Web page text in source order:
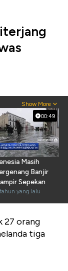
Show More
00:49
Masih
Banjir
Sepekan
yang lalu
27 orang
tiga